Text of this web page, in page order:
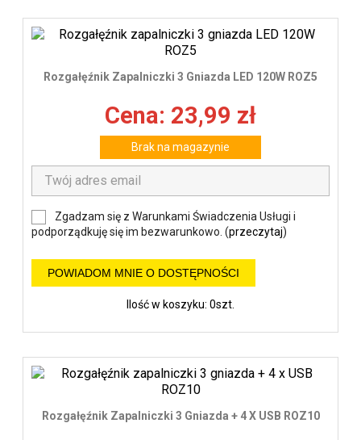
Rozgałęźnik Zapalniczki 3 Gniazda LED 120W ROZ5
Cena: 23,99 zł
Brak na magazynie
Zgadzam się z Warunkami Świadczenia Usługi i
podporządkuję się im bezwarunkowo. (przeczytaj)
POWIADOM MNIE O DOSTĘPNOŚCI
Ilość w koszyku: 0szt.
Rozgałęźnik Zapalniczki 3 Gniazda + 4 X USB ROZ10